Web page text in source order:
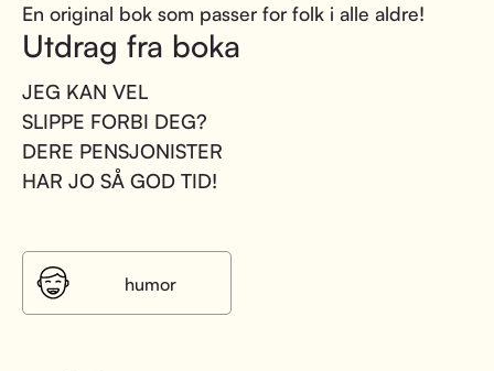
En original bok som passer for folk i alle aldre!
Utdrag fra boka
JEG KAN VEL
SLIPPE FORBI DEG?
DERE PENSJONISTER
HAR JO SÅ GOD TID!
humor